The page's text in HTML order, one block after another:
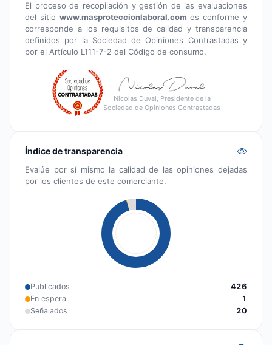
El proceso de recopilación y gestión de las evaluaciones
del sitio www.masproteccionlaboral.com es conforme y
corresponde a los requisitos de calidad y transparencia
definidos por la Sociedad de Opiniones Contrastadas y
por el Artículo L111-7-2 del Código de consumo.
Nicolas Duval, Presidente de la
Sociedad de Opiniones Contrastadas
Índice de transparencia
Evalúe por sí mismo la calidad de las opiniones dejadas
por los clientes de este comerciante.
Publicados
426
En espera
1
Señalados
20